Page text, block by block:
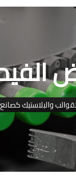
والبلاستيك كصانع